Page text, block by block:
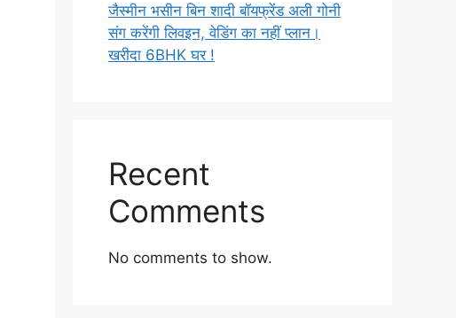
जैस्मीन भसीन बिन शादी बॉयफ्रेंड अली गोनी
संग करेंगी लिवइन, वेडिंग का नहीं प्लान।
खरीदा 6BHK घर !
Recent
Comments
No comments to show.